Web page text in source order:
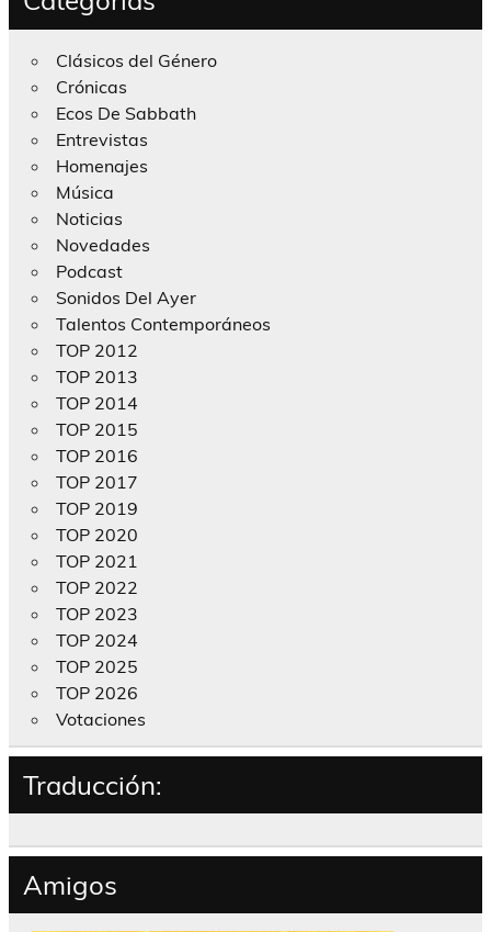
Clásicos del Género
Crónicas
Ecos De Sabbath
Entrevistas
Homenajes
Música
Noticias
Novedades
Podcast
Sonidos Del Ayer
Talentos Contemporáneos
TOP 2012
TOP 2013
TOP 2014
TOP 2015
TOP 2016
TOP 2017
TOP 2019
TOP 2020
TOP 2021
TOP 2022
TOP 2023
TOP 2024
TOP 2025
TOP 2026
Votaciones
Traducción:
Amigos